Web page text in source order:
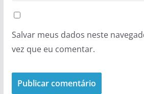
Salvar meus dados neste
vez que eu comentar.